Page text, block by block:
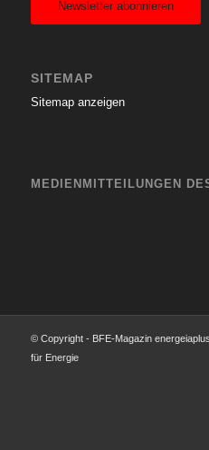
Newsletter abonnieren
SITEMAP
Sitemap anzeigen
MEDIENMITTEILUNGEN
© Copyright - BFE-Magazin
für Energie